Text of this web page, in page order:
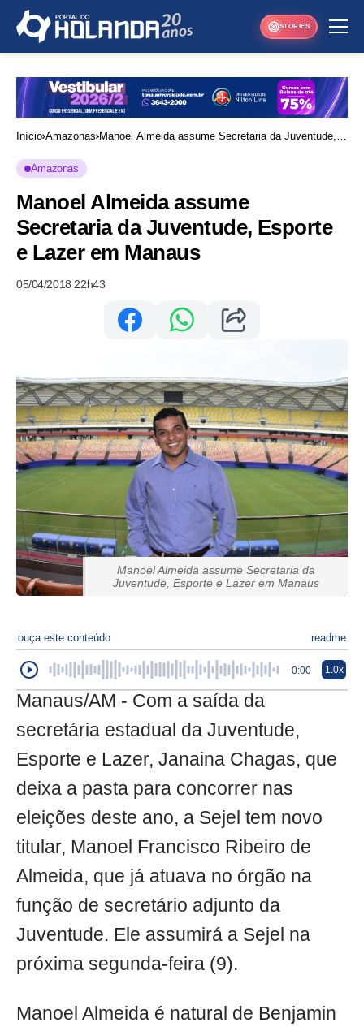
STORIES
Início Amazonas Manoel Almeida assume Secretaria da Juventude,
Amazonas
Manoel Almeida assume
Secretaria da Juventude, Esporte
e Lazer em Manaus
05/04/2018 22h43
Manoel Almeida assume Secretaria da
Juventude, Esporte e Lazer em Manaus
ouça este conteúdo readme
0:00 1.0x
Manaus/AM - Com a saída da
secretária estadual da Juventude,
Esporte e Lazer, Janaina Chagas, que
deixa a pasta para concorrer nas
eleições deste ano, a Sejel tem novo
titular, Manoel Francisco Ribeiro de
Almeida, que já atuava no órgão na
função de secretário adjunto da
Juventude. Ele assumirá a Sejel na
próxima segunda-feira (9).
Manoel Almeida é natural de Benjamin